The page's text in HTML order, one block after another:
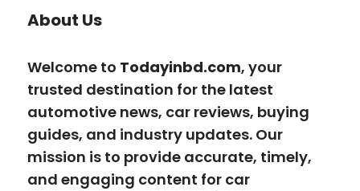
About Us
Welcome to Todayinbd.com, your
trusted destination for the latest
automotive news, car reviews, buying
guides, and industry updates. Our
mission is to provide accurate, timely,
and engaging content for car